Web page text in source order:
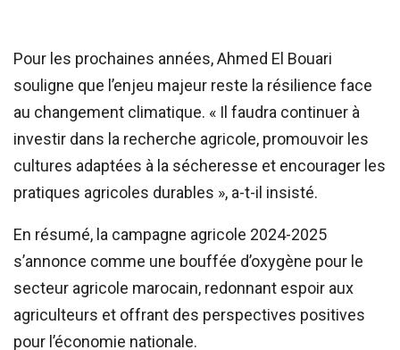
Pour les prochaines années, Ahmed El Bouari
souligne que l’enjeu majeur reste la résilience face
au changement climatique. « Il faudra continuer à
investir dans la recherche agricole, promouvoir les
cultures adaptées à la sécheresse et encourager les
pratiques agricoles durables », a-t-il insisté.
En résumé, la campagne agricole 2024-2025
s’annonce comme une bouffée d’oxygène pour le
secteur agricole marocain, redonnant espoir aux
agriculteurs et offrant des perspectives positives
pour l’économie nationale.